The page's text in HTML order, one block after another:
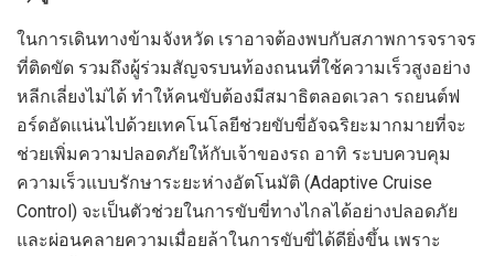
ในการเดินทางข้ามจังหวัด เราอาจต้องพบกับสภาพการจราจร
ที่ติดขัด รวมถึงผู้ร่วมสัญจรบนท้องถนนที่ใช้ความเร็วสูงอย่าง
หลีกเลี่ยงไม่ได้ ทำให้คนขับต้องมีสมาธิตลอดเวลา รถยนต์ฟ
อร์ดอัดแน่นไปด้วยเทคโนโลยีช่วยขับขี่อัจฉริยะมากมายที่จะ
ช่วยเพิ่มความปลอดภัยให้กับเจ้าของรถ อาทิ ระบบควบคุม
ความเร็วแบบรักษาระยะห่างอัตโนมัติ (Adaptive Cruise
Control) จะเป็นตัวช่วยในการขับขี่ทางไกลได้อย่างปลอดภัย
และผ่อนคลายความเมื่อยล้าในการขับขี่ได้ดียิ่งขึ้น เพราะ